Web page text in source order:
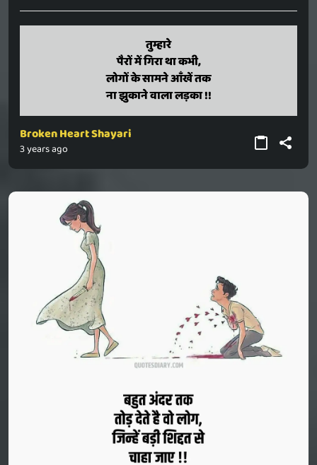
तुम्हारे
पैरों में गिरा था कभी,
लोगों के सामने आँखें तक
ना झुकाने वाला लड़का !!
tumhaare
pairon mein gira tha kabhi,
logon ke saamane aankhen tak
na jhukaane vaala ladaka !!
Broken Heart Shayari
3 years ago